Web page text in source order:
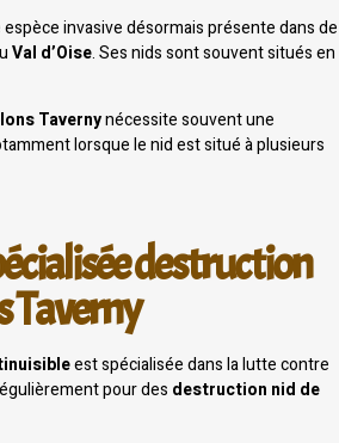
invasive désormais présente dans de
Val d’Oise. Ses nids sont souvent situés en
Tavernynécessite souvent une
lorsque le nid est situé à plusieurs
destruction
Taverny
est spécialisée dans la lutte contre
pour des destruction nid de